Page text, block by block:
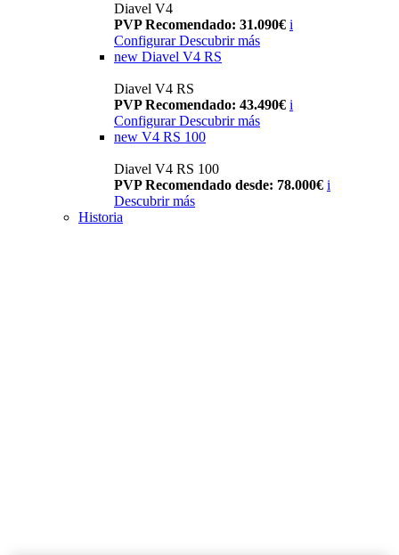
Diavel V4
PVP Recomendado: 31.090€ i
Configurar Descubrir más
new Diavel V4 RS
Diavel V4 RS
PVP Recomendado: 43.490€ i
Configurar Descubrir más
new V4 RS 100
Diavel V4 RS 100
PVP Recomendado desde: 78.000€ i
Descubrir más
Historia